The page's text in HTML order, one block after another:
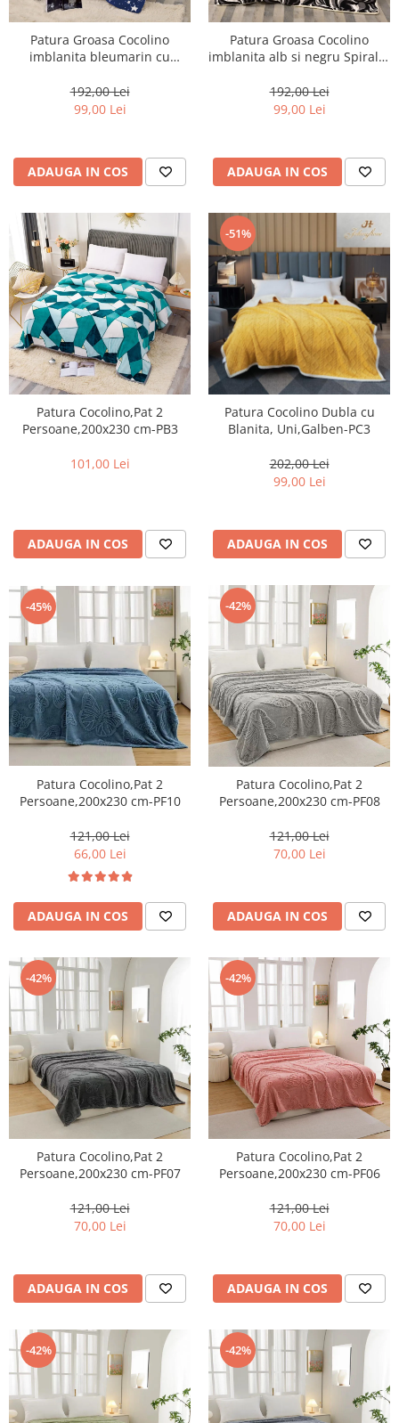
Patura Groasa Cocolino
imblanita bleumarin cu
192,00 Lei
99,00 Lei
ADAUGA IN COS
Patura Groasa Cocolino
imblanita alb si negru Spirala-
192,00 Lei
99,00 Lei
ADAUGA IN COS
Patura Cocolino,Pat 2
Persoane,200x230 cm-PB3
101,00 Lei
ADAUGA IN COS
-51%
Patura Cocolino Dubla cu
Blanita, Uni,Galben-PC3
202,00 Lei
99,00 Lei
ADAUGA IN COS
-45%
Patura Cocolino,Pat 2
Persoane,200x230 cm-PF10
121,00 Lei
66,00 Lei
ADAUGA IN COS
-42%
Patura Cocolino,Pat 2
Persoane,200x230 cm-PF08
121,00 Lei
70,00 Lei
ADAUGA IN COS
-42%
Patura Cocolino,Pat 2
Persoane,200x230 cm-PF07
121,00 Lei
70,00 Lei
ADAUGA IN COS
-42%
Patura Cocolino,Pat 2
Persoane,200x230 cm-PF06
121,00 Lei
70,00 Lei
ADAUGA IN COS
-42% -42%